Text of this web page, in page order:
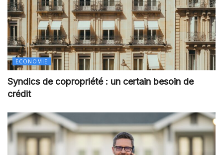
ECONOMIE
Syndics de copropriété : un certain besoin de
crédit